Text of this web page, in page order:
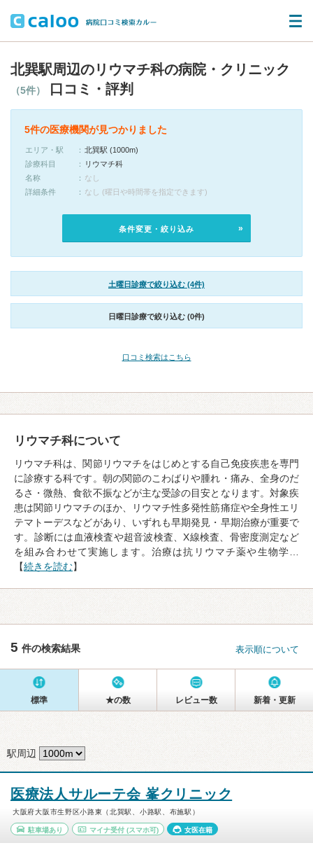
北巽駅周辺のリウマチ科の病院・クリニック
（5件） 口コミ・評判
5件の医療機関が見つかりました
エリア・駅
北巽駅 (1000m)
診療科目
リウマチ科
名称
なし
詳細条件
なし (曜日や時間帯を指定できます)
条件変更・絞り込み
土曜日診療で絞り込む (4件)
日曜日診療で絞り込む (0件)
口コミ検索はこちら
リウマチ科について
リウマチ科は、関節リウマチをはじめとする自己免疫疾患を専門
に診療する科です。朝の関節のこわばりや腫れ・痛み、全身のだ
るさ・微熱、食欲不振などが主な受診の目安となります。対象疾
患は関節リウマチのほか、リウマチ性多発性筋痛症や全身性エリ
テマトーデスなどがあり、いずれも早期発見・早期治療が重要で
す。診断には血液検査や超音波検査、X線検査、骨密度測定など
を組み合わせて実施します。治療は抗リウマチ薬や生物学…
【続きを読む】
5 件の検索結果 表示順について
標準 ★の数 レビュー数 新着・更新
駅周辺
医療法人サルーテ会 峯クリニック
大阪府大阪市生野区小路東（北巽駅、小路駅、布施駅）
駐車場あり マイナ受付(スマホ可) 女医在籍